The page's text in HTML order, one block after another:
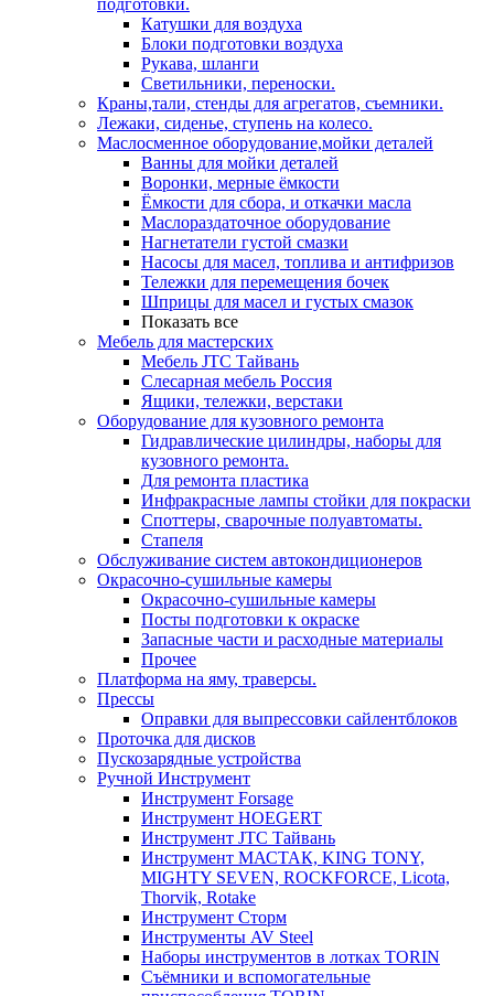
подготовки.
Катушки для воздуха
Блоки подготовки воздуха
Рукава, шланги
Светильники, переноски.
Краны,тали, стенды для агрегатов, съемники.
Лежаки, сиденье, ступень на колесо.
Маслосменное оборудование,мойки деталей
Ванны для мойки деталей
Воронки, мерные ёмкости
Ёмкости для сбора, и откачки масла
Маслораздаточное оборудование
Нагнетатели густой смазки
Насосы для масел, топлива и антифризов
Тележки для перемещения бочек
Шприцы для масел и густых смазок
Показать все
Мебель для мастерских
Мебель JTC Тайвань
Слесарная мебель Россия
Ящики, тележки, верстаки
Оборудование для кузовного ремонта
Гидравлические цилиндры, наборы для
кузовного ремонта.
Для ремонта пластика
Инфракрасные лампы стойки для покраски
Споттеры, сварочные полуавтоматы.
Стапеля
Обслуживание систем автокондиционеров
Окрасочно-сушильные камеры
Окрасочно-сушильные камеры
Посты подготовки к окраске
Запасные части и расходные материалы
Прочее
Платформа на яму, траверсы.
Прессы
Оправки для выпрессовки сайлентблоков
Проточка для дисков
Пускозарядные устройства
Ручной Инструмент
Инструмент Forsage
Инструмент HOEGERT
Инструмент JTC Тайвань
Инструмент МАСТАК, KING TONY,
MIGHTY SEVEN, ROCKFORCE, Licota,
Thorvik, Rotake
Инструмент Сторм
Инструменты AV Steel
Наборы инструментов в лотках TORIN
Съёмники и вспомогательные